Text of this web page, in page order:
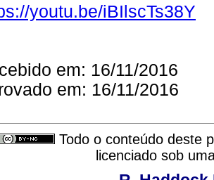
youtu.be/iBIlscTs38Y
em: 16/11/2016
em: 16/11/2016
Todo o conteúdo deste
licenciado sob